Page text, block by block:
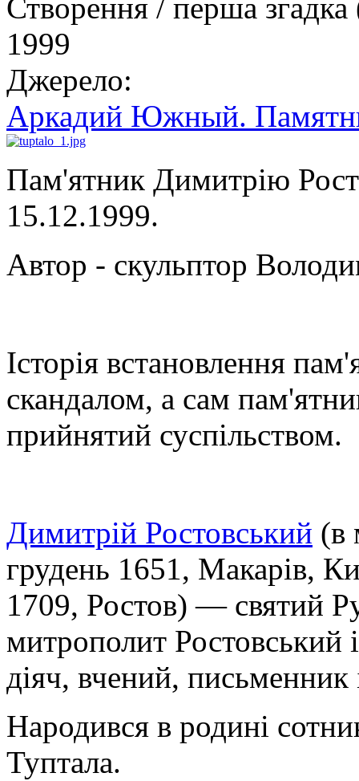
Створення / перша
1999
Джерело:
Аркадий Южный.
Пам'ятник Димитрію
15.12.1999.
Автор - скульптор
Історія встановлення
скандалом, а сам
прийнятий суспільством.
Димитрій Ростовський (в
грудень 1651, Макарів,
1709, Ростов) — святий
митрополит Ростовський
діяч, вчений, письменник
Народився в родині
Туптала.